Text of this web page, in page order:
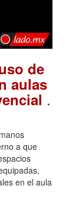
de
aulas
.
a que
en el aula